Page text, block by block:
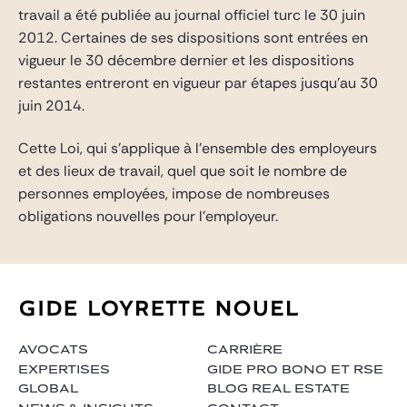
Gide Pro Bono et RSE
Blog Real Estate
Contact
travail a été publiée au journal officiel turc le 30 juin
2012. Certaines de ses dispositions sont entrées en
vigueur le 30 décembre dernier et les dispositions
restantes entreront en vigueur par étapes jusqu’au 30
juin 2014.
Cette Loi, qui s’applique à l’ensemble des employeurs
et des lieux de travail, quel que soit le nombre de
personnes employées, impose de nombreuses
obligations nouvelles pour l’employeur.
AVOCATS
EXPERTISES
GLOBAL
CARRIÈRE
GIDE PRO BONO ET RSE
BLOG REAL ESTATE